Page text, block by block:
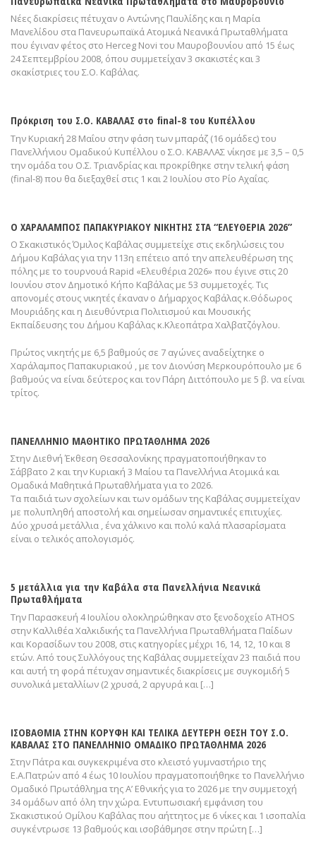
Νέες διακρίσεις πέτυχαν ο Αντώνης Παυλίδης και η Μαρία
Μανελίδου στα Πανευρωπαϊκά Ατομικά Νεανικά Πρωταθλήματα
που έγιναν φέτος στο Herceg Novi του Μαυροβουνίου από 15 έως
24 Σεπτεμβρίου 2008, όπου συμμετείχαν 3 σκακιστές και 3
σκακίστριες του Σ.Ο. Καβάλας.
Πρόκριση του Σ.Ο. ΚΑΒΑΛΑΣ στο final-8 του Κυπέλλου
Την Κυριακή 28 Μαΐου στην φάση των μπαράζ (16 ομάδες) του
Πανελλήνιου Ομαδικού Κυπέλλου ο Σ.Ο. ΚΑΒΑΛΑΣ νίκησε με 3,5 – 0,5
την ομάδα του Ο.Σ. Τριανδρίας και προκρίθηκε στην τελική φάση
(final-8) που θα διεξαχθεί στις 1 και 2 Ιουλίου στο Ρίο Αχαΐας.
Ο ΧΑΡΑΛΑΜΠΟΣ ΠΑΠΑΚΥΡΙΑΚΟΥ ΝΙΚΗΤΗΣ ΣΤΑ “ΕΛΕΥΘΕΡΙΑ 2026”
Ο Σκακιστικός Όμιλος Καβάλας συμμετείχε στις εκδηλώσεις του
Δήμου Καβάλας για την 113η επέτειο από την απελευθέρωση της
πόλης με το τουρνουά Rapid «Ελευθέρια 2026» που έγινε στις 20
Ιουνίου στον Δημοτικό Κήπο Καβάλας με 53 συμμετοχές. Τις
απονομές στους νικητές έκαναν ο Δήμαρχος Καβάλας κ.Θόδωρος
Μουριάδης και η Διευθύντρια Πολιτισμού και Μουσικής
Εκπαίδευσης του Δήμου Καβάλας κ.Κλεοπάτρα Χαλβατζόγλου.
Πρώτος νικητής με 6,5 βαθμούς σε 7 αγώνες αναδείχτηκε ο
Χαράλαμπος Παπακυριακού , με τον Διονύση Μερκουρόπουλο με 6
βαθμούς να είναι δεύτερος και τον Πάρη Διττόπουλο με 5 β. να είναι
τρίτος.
ΠΑΝΕΛΛΗΝΙΟ ΜΑΘΗΤΙΚΟ ΠΡΩΤΑΘΛΗΜΑ 2026
Στην Διεθνή Έκθεση Θεσσαλονίκης πραγματοποιήθηκαν το
Σάββατο 2 και την Κυριακή 3 Μαίου τα Πανελλήνια Ατομικά και
Ομαδικά Μαθητικά Πρωταθλήματα για το 2026.
Τα παιδιά των σχολείων και των ομάδων της Καβάλας συμμετείχαν
με πολυπληθή αποστολή και σημείωσαν σημαντικές επιτυχίες.
Δύο χρυσά μετάλλια , ένα χάλκινο και πολύ καλά πλασαρίσματα
είναι ο τελικός απολογισμός.
5 μετάλλια για την Καβάλα στα Πανελλήνια Νεανικά
Πρωταθλήματα
Την Παρασκευή 4 Ιουλίου ολοκληρώθηκαν στο ξενοδοχείο ΑΤΗΟS
στην Καλλιθέα Χαλκιδικής τα Πανελλήνια Πρωταθλήματα Παίδων
και Κορασίδων του 2008, στις κατηγορίες μέχρι 16, 14, 12, 10 και 8
ετών. Από τους Συλλόγους της Καβάλας συμμετείχαν 23 παιδιά που
και αυτή τη φορά πέτυχαν σημαντικές διακρίσεις με συγκομιδή 5
συνολικά μεταλλίων (2 χρυσά, 2 αργυρά και […]
ΙΣΟΒΑΘΜΙΑ ΣΤΗΝ ΚΟΡΥΦΗ ΚΑΙ ΤΕΛΙΚΑ ΔΕΥΤΕΡΗ ΘΕΣΗ ΤΟΥ Σ.Ο.
ΚΑΒΑΛΑΣ ΣΤΟ ΠΑΝΕΛΛΗΝΙΟ ΟΜΑΔΙΚΟ ΠΡΩΤΑΘΛΗΜΑ 2026
Στην Πάτρα και συγκεκριμένα στο κλειστό γυμναστήριο της
Ε.Α.Πατρών από 4 έως 10 Ιουλίου πραγματοποιήθηκε το Πανελλήνιο
Ομαδικό Πρωτάθλημα της Α’ Εθνικής για το 2026 με την συμμετοχή
34 ομάδων από όλη την χώρα. Εντυπωσιακή εμφάνιση του
Σκακιστικού Ομίλου Καβάλας που αήττητος με 6 νίκες και 1 ισοπαλία
συγκέντρωσε 13 βαθμούς και ισοβάθμησε στην πρώτη […]